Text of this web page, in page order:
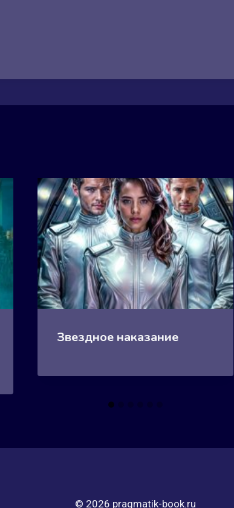
Звездное наказание
© 2026 pragmatik-book.ru